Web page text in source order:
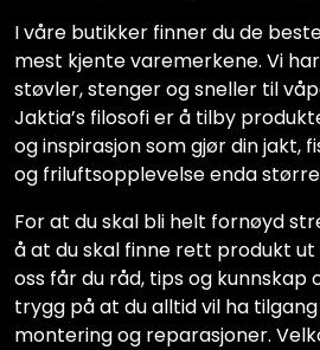
I våre butikker finner du de
mest kjente varemerkene. Vi
støvler, stenger og sneller til
Jaktia’s filosofi er å tilby
og inspirasjon som gjør din jakt,
og friluftsopplevelse enda
For at du skal bli helt fornøyd
å at du skal finne rett produkt ut
oss får du råd, tips og kunnskap
trygg på at du alltid vil ha
montering og reparasjoner.